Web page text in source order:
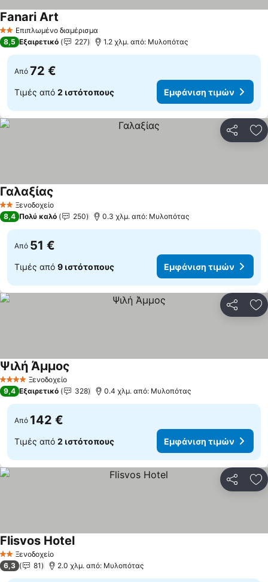
2 ΑστέριαΕπιπλωμένο διαμέρισμα
Fanari Art
8,5 Εξαιρετικό 227 1.2 χλμ. από: Μυλοπότας
Από 72 €
Τιμές από 2 ιστότοπους Εμφάνιση τιμών
2 ΑστέριαΞενοδοχείο
Γαλαξίας
8,4 Πολύ καλό 250 0.3 χλμ. από: Μυλοπότας
Από 51 €
Τιμές από 9 ιστότοπους Εμφάνιση τιμών
4 ΑστέριαΞενοδοχείο
Ψιλή Άμμος
9,4 Εξαιρετικό 328 0.4 χλμ. από: Μυλοπότας
Από 142 €
Τιμές από 2 ιστότοπους Εμφάνιση τιμών
2 ΑστέριαΞενοδοχείο
Flisvos HotelΕμφάνιση τιμών
6,3 81 2.0 χλμ. από: Μυλοπότας